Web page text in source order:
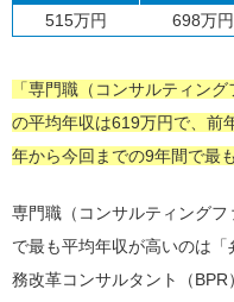
515万円
698万円
「専門職（コンサルティン
の平均年収は619万円で、前
年から今回までの9年間で最
専門職（コンサルティング
で最も平均年収が高いのは
務改革コンサルタント（